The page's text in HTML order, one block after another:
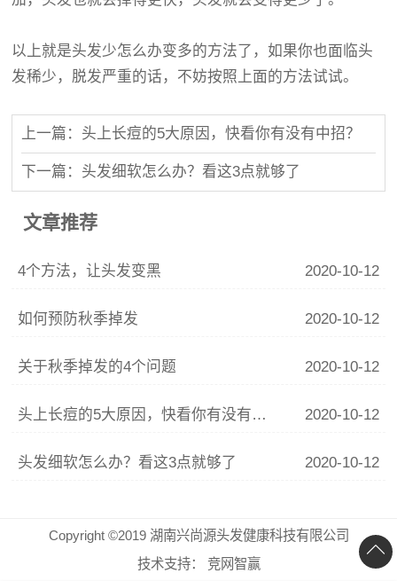
以上就是头发少怎么办变多的方法了，如果你也面临头
发稀少，脱发严重的话，不妨按照上面的方法试试。
上一篇：头上长痘的5大原因，快看你有没有中招？
下一篇：头发细软怎么办？看这3点就够了
文章推荐
4个方法，让头发变黑 2020-10-12
如何预防秋季掉发 2020-10-12
关于秋季掉发的4个问题 2020-10-12
头上长痘的5大原因，快看你有没有中招？ 2020-10-12
头发细软怎么办？看这3点就够了 2020-10-12
Copyright ©2019 湖南兴尚源头发健康科技有限公司
技术支持：
竞网智赢